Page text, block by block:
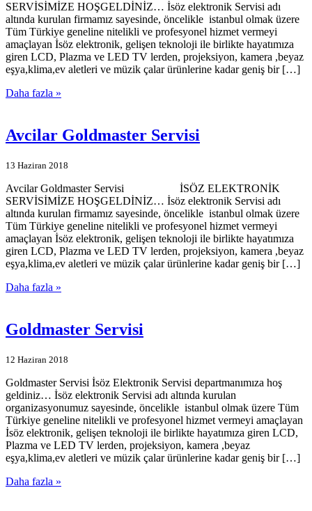
SERVİSİMİZE HOŞGELDİNİZ… İsöz elektronik Servisi adı
altında kurulan firmamız sayesinde, öncelikle istanbul olmak üzere
Tüm Türkiye geneline nitelikli ve profesyonel hizmet vermeyi
amaçlayan İsöz elektronik, gelişen teknoloji ile birlikte hayatımıza
giren LCD, Plazma ve LED TV lerden, projeksiyon, kamera ,beyaz
eşya,klima,ev aletleri ve müzik çalar ürünlerine kadar geniş bir […]
Daha fazla »
Avcilar Goldmaster Servisi
13 Haziran 2018
Avcilar Goldmaster Servisi İSÖZ ELEKTRONİK
SERVİSİMİZE HOŞGELDİNİZ… İsöz elektronik Servisi adı
altında kurulan firmamız sayesinde, öncelikle istanbul olmak üzere
Tüm Türkiye geneline nitelikli ve profesyonel hizmet vermeyi
amaçlayan İsöz elektronik, gelişen teknoloji ile birlikte hayatımıza
giren LCD, Plazma ve LED TV lerden, projeksiyon, kamera ,beyaz
eşya,klima,ev aletleri ve müzik çalar ürünlerine kadar geniş bir […]
Daha fazla »
Goldmaster Servisi
12 Haziran 2018
Goldmaster Servisi İsöz Elektronik Servisi departmanımıza hoş
geldiniz… İsöz elektronik Servisi adı altında kurulan
organizasyonumuz sayesinde, öncelikle istanbul olmak üzere Tüm
Türkiye geneline nitelikli ve profesyonel hizmet vermeyi amaçlayan
İsöz elektronik, gelişen teknoloji ile birlikte hayatımıza giren LCD,
Plazma ve LED TV lerden, projeksiyon, kamera ,beyaz
eşya,klima,ev aletleri ve müzik çalar ürünlerine kadar geniş bir […]
Daha fazla »